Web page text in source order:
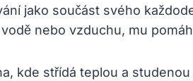
jako součást svého
nebo vzduchu, mu
kde střídá teplou a